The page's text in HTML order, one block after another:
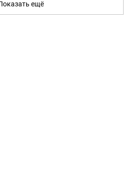
ещё